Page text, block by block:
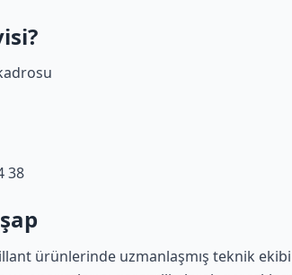
38
ürünlerinde uzmanlaşmış teknik